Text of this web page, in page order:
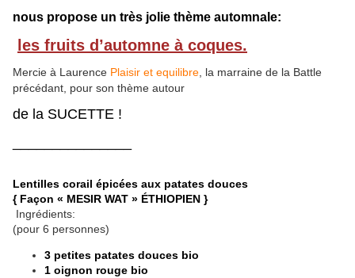
nous propose un très jolie thème automnale:
les fruits d’automne à coques.
Mercie à Laurence Plaisir et equilibre , la marraine de la Battle
précédant, pour son thème autour
de la SUCETTE !
Lentilles corail épicées aux patates douces
{ Façon « MESIR WAT » ÉTHIOPIEN }
Ingrédients:
(pour 6 personnes)
3 petites patates douces bio
1 oignon rouge bio